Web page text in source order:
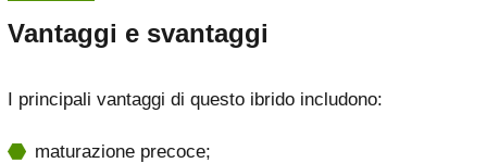
Vantaggi e svantaggi
I principali vantaggi di questo ibrido includono:
maturazione precoce;